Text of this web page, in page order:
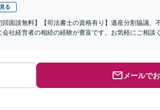
る
回面談無料】【司法書士の資格有り】遺産分割協議、
社経営者の相続の経験が豊富です。お気軽にご相談
メールで